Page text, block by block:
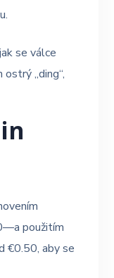
se válce
„ding“,
použitím
€0.50, aby se